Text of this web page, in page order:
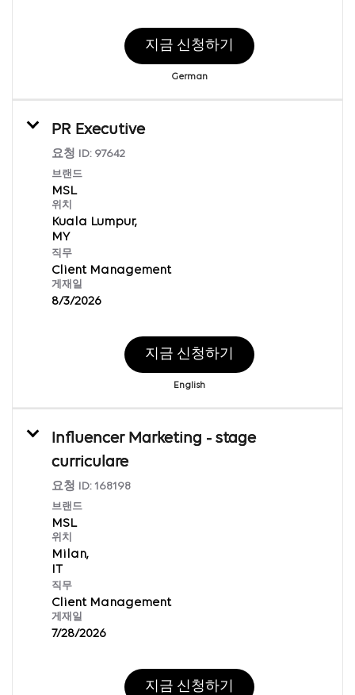
지금 신청하기
German
PR Executive
요청 ID: 97642
브랜드
MSL
위치
Kuala Lumpur,
직무
Client Management
게재일
8/3/2026
지금 신청하기
English
Influencer Marketing - stage
curriculare
요청 ID: 168198
브랜드
MSL
위치
Milan,
직무
Client Management
게재일
7/28/2026
지금 신청하기